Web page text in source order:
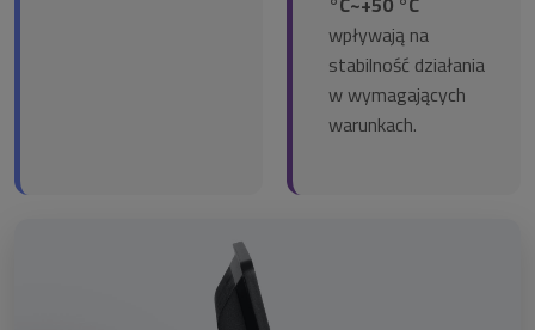
wpływają na
stabilność działania
w wymagających
warunkach.